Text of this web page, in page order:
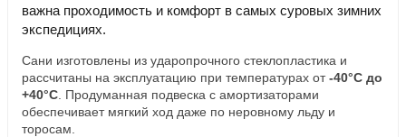
важна проходимость и комфорт в самых суровых зимних
экспедициях.
Сани изготовлены из ударопрочного стеклопластика и
рассчитаны на эксплуатацию при температурах от-40°С до
+40°С . Продуманная подвеска с амортизаторами
обеспечивает мягкий ход даже по неровному льду и
торосам.